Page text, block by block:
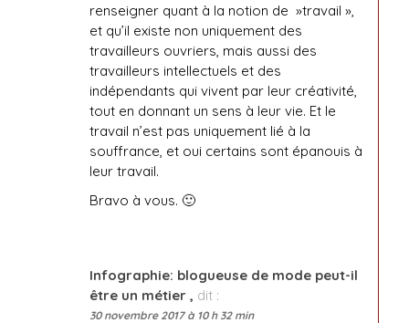
renseigner quant à la notion de »travail »,
et qu’il existe non uniquement des
travailleurs ouvriers, mais aussi des
travailleurs intellectuels et des
indépendants qui vivent par leur créativité,
tout en donnant un sens à leur vie. Et le
travail n’est pas uniquement lié à la
souffrance, et oui certains sont épanouis à
leur travail.
Bravo à vous. 🙂
Infographie: blogueuse de mode peut-il
être un métier , dit :
30 novembre 2017 à 10 h 32 min